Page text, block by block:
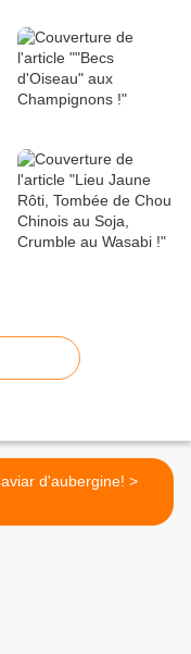
Caviar d'aubergine! >